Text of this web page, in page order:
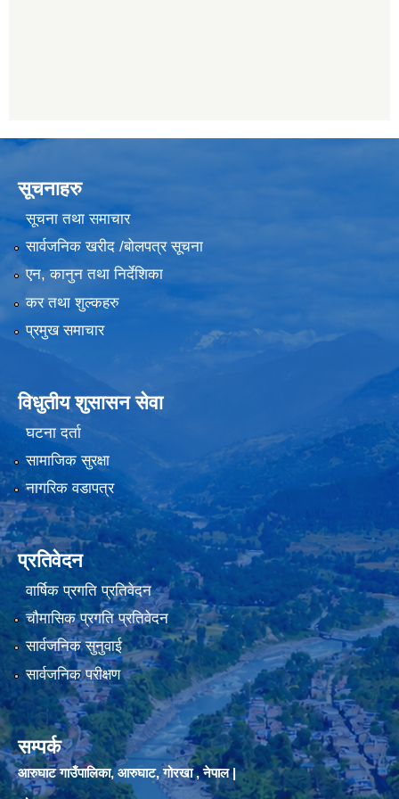
सूचनाहरु
सूचना तथा समाचार
सार्वजनिक खरीद /बोलपत्र सूचना
एन, कानुन तथा निर्देशिका
कर तथा शुल्कहरु
प्रमुख समाचार
विधुतीय शुसासन सेवा
घटना दर्ता
सामाजिक सुरक्षा
नागरिक वडापत्र
प्रतिवेदन
वार्षिक प्रगति प्रतिवेदन
चौमासिक प्रगति प्रतिवेदन
सार्वजनिक सुनुवाई
सार्वजनिक परीक्षण
सम्पर्क
आरुघाट गाउँपालिका, आरुघाट, गोरखा , नेपाल |